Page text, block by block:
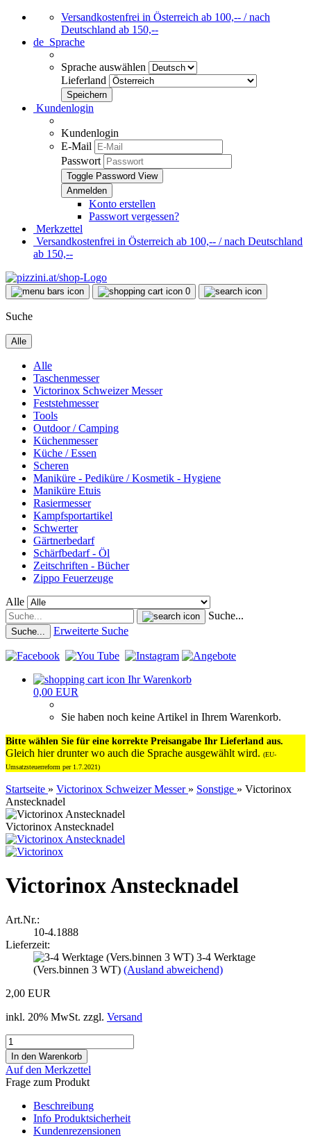
Versandkostenfrei in Österreich ab 100,-- / nach
Deutschland ab 150,--
de Sprache
Sprache auswählen
Lieferland
Kundenlogin
Kundenlogin
E-Mail
Passwort
Toggle Password View
Konto erstellen
Passwort vergessen?
Merkzettel
Versandkostenfrei in Österreich ab 100,-- / nach Deutschland
ab 150,--
0
Suche
Alle
Alle
Taschenmesser
Victorinox Schweizer Messer
Feststehmesser
Tools
Outdoor / Camping
Küchenmesser
Küche / Essen
Scheren
Maniküre - Pediküre / Kosmetik - Hygiene
Maniküre Etuis
Rasiermesser
Kampfsportartikel
Schwerter
Gärtnerbedarf
Schärfbedarf - Öl
Zeitschriften - Bücher
Zippo Feuerzeuge
Alle
Suche...
Suche... Erweiterte Suche
Ihr Warenkorb
0,00 EUR
Sie haben noch keine Artikel in Ihrem Warenkorb.
Bitte wählen Sie für eine korrekte Preisangabe Ihr Lieferland aus.
Gleich hier drunter wo auch die Sprache ausgewählt wird. (EU-
Umsatzsteuerreform per 1.7.2021)
Startseite » Victorinox Schweizer Messer » Sonstige » Victorinox
Anstecknadel
Victorinox Anstecknadel
Victorinox Anstecknadel
Art.Nr.:
10-4.1888
Lieferzeit:
3-4 Werktage
(Vers.binnen 3 WT) (Ausland abweichend)
2,00 EUR
inkl. 20% MwSt. zzgl. Versand
Auf den Merkzettel
Frage zum Produkt
Beschreibung
Info Produktsicherheit
Kundenrezensionen